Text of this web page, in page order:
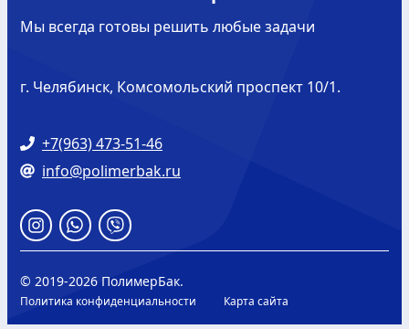
Мы всегда готовы решить любые задачи
г. Челябинск, Комсомольский проспект 10/1.
+7(963) 473-51-46
info@polimerbak.ru
© 2019-2026 ПолимерБак.
Политика конфиденциальности Карта сайта